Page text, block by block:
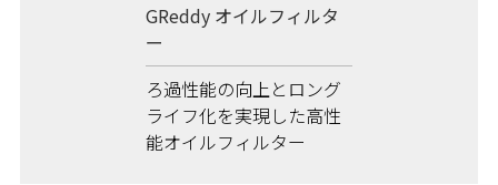
GReddy オイルフィルタ
ー
ろ過性能の向上とロング
ライフ化を実現した高性
能オイルフィルター